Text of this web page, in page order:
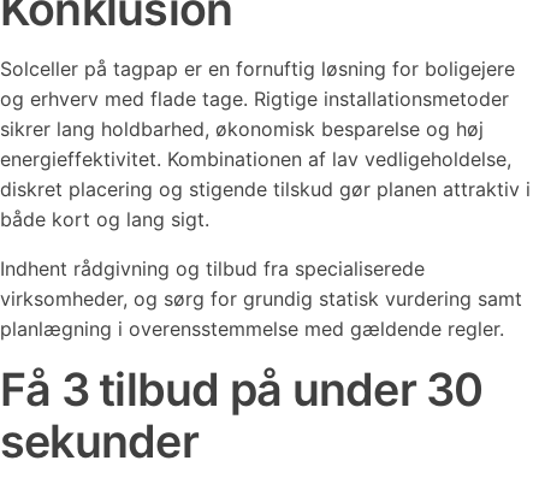
Solceller på tagpap er en fornuftig løsning for boligejere
og erhverv med flade tage. Rigtige installationsmetoder
sikrer lang holdbarhed, økonomisk besparelse og høj
energieffektivitet. Kombinationen af lav vedligeholdelse,
diskret placering og stigende tilskud gør planen attraktiv i
både kort og lang sigt.
Indhent rådgivning og tilbud fra specialiserede
virksomheder, og sørg for grundig statisk vurdering samt
planlægning i overensstemmelse med gældende regler.
Få 3 tilbud på under 30
sekunder